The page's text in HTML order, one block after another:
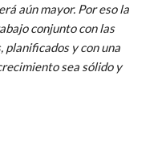
aún mayor. Por eso la
conjunto con las
planificados y con una
sea sólido y